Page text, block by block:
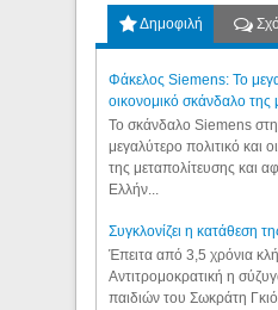
Δημοφιλή
Φάκελος Siemens: Το
οικονομικό σκάνδαλο της
Το σκάνδαλο Siemens
μεγαλύτερο πολιτικό και
της μεταπολίτευσης και
Ελλήν...
Συγκλονίζει η κατάθεση
Έπειτα από 3,5 χρόνια
Αντιτρομοκρατική η
παιδιών του Σωκράτη